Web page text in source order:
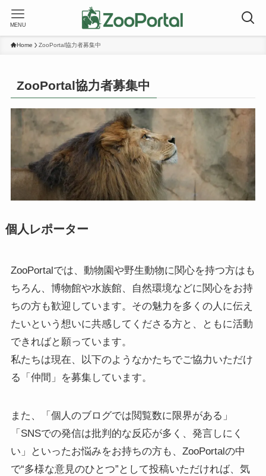
MENU
Home ZooPortal協力者募集中
ZooPortal協力者募集中
個人レポーター
ZooPortalでは、動物園や野生動物に関心を持つ方はも
ちろん、博物館や水族館、自然環境などに関心をお持
ちの方も歓迎しています。その魅力を多くの人に伝え
たいという想いに共感してくださる方と、ともに活動
できればと願っています。
私たちは現在、以下のようなかたちでご協力いただけ
る「仲間」を募集しています。
また、「個人のブログでは閲覧数に限界がある」
「SNSでの発信は批判的な反応が多く、発言しにく
い」といったお悩みをお持ちの方も、ZooPortalの中
で“多様な意見のひとつ”として投稿いただければ、気